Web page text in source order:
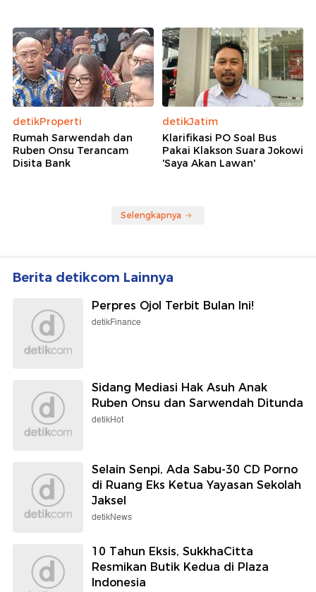
detikProperti
Rumah Sarwendah dan
Ruben Onsu Terancam
Disita Bank
detikJatim
Klarifikasi PO Soal Bus
Pakai Klakson Suara Jokowi
'Saya Akan Lawan'
Selengkapnya
Berita detikcom Lainnya
Perpres Ojol Terbit Bulan Ini!
detikFinance
Sidang Mediasi Hak Asuh Anak
Ruben Onsu dan Sarwendah Ditunda
detikHot
Selain Senpi, Ada Sabu-30 CD Porno
di Ruang Eks Ketua Yayasan Sekolah
Jaksel
detikNews
10 Tahun Eksis, SukkhaCitta
Resmikan Butik Kedua di Plaza
Indonesia